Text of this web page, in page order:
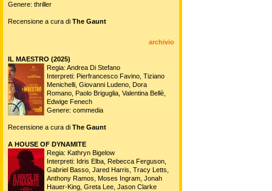
Genere: thriller
Recensione a cura di The Gaunt
archivio
IL MAESTRO (2025)
Regia: Andrea Di Stefano
Interpreti: Pierfrancesco Favino, Tiziano
Menichelli, Giovanni Ludeno, Dora
Romano, Paolo Briguglia, Valentina Bellè,
Edwige Fenech
Genere: commedia
Recensione a cura di The Gaunt
A HOUSE OF DYNAMITE
Regia: Kathryn Bigelow
Interpreti: Idris Elba, Rebecca Ferguson,
Gabriel Basso, Jared Harris, Tracy Letts,
Anthony Ramos, Moses Ingram, Jonah
Hauer-King, Greta Lee, Jason Clarke